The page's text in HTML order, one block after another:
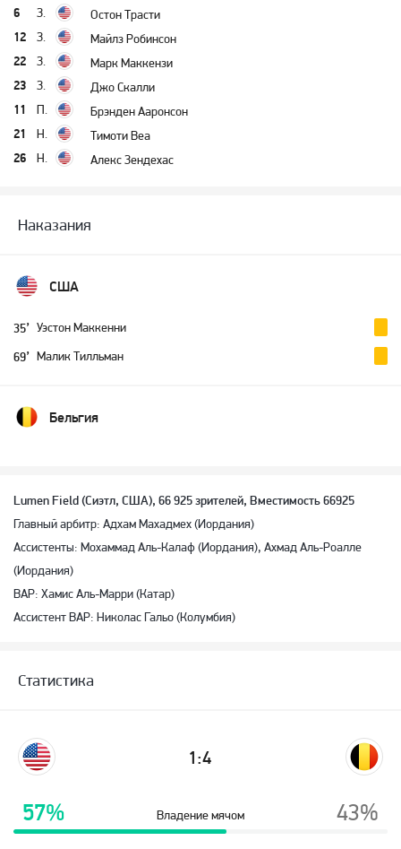
6 З. Остон Трасти
12 З. Майлз Робинсон
22 З. Марк Маккензи
23 З. Джо Скалли
11 П. Брэнден Ааронсон
21 Н. Тимоти Веа
26 Н. Алекс Зендехас
Наказания
США
35’ Уэстон Маккенни
69’ Малик Тилльман
Бельгия
Lumen Field (Сиэтл, США), 66 925 зрителей, Вместимость 66925
Главный арбитр: Адхам Махадмех (Иордания)
Ассистенты: Мохаммад Аль-Калаф (Иордания), Ахмад Аль-Роалле
(Иордания)
ВАР: Хамис Аль-Марри (Катар)
Ассистент ВАР: Николас Гальо (Колумбия)
Статистика
1:4
57% Владение мячом
43%